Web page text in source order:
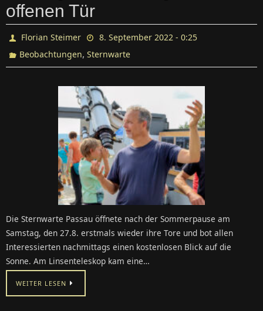
offenen Tür
Florian Steimer
8. September 2022 - 0:25
Beobachtungen,Sternwarte
Die Sternwarte Passau öffnete nach der Sommerpause am
Samstag, den 27.8. erstmals wieder ihre Tore und bot allen
Interessierten nachmittags einen kostenlosen Blick auf die
Sonne. Am Linsenteleskop kam eine…
WEITER LESEN